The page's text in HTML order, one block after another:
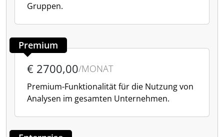
Gruppen.
Premium
€ 2700,00/MONAT
Premium-Funktionalität für die Nutzung von
Analysen im gesamten Unternehmen.